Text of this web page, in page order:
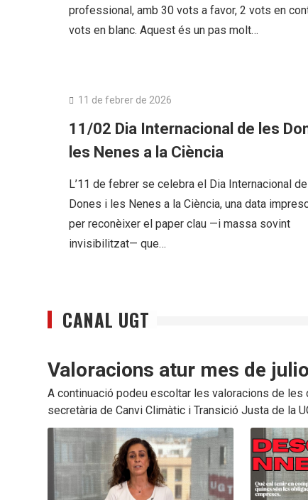
professional, amb 30 vots a favor, 2 vots en
vots en blanc. Aquest és un pas molt…
11 de febrer de 2026
11/02 Dia Internacional de les
les Nenes a la Ciència
L’11 de febrer se celebra el Dia Internacional
Dones i les Nenes a la Ciència, una data
per reconèixer el paper clau —i massa sovint
invisibilitzat— que…
CANAL UGT
Valoracions atur mes de
A continuació podeu escoltar les valoracions de
secretària de Canvi Climàtic i Transició Justa de la